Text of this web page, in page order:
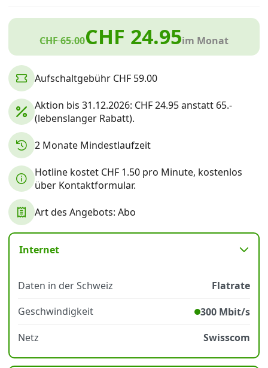
News
Forum
Über uns
Datenschutz
CHF 65.00CHF 24.95im Monat
Aufschaltgebühr CHF 59.00
Aktion bis 31.12.2026: CHF 24.95 anstatt 65.-
(lebenslanger Rabatt).
2 Monate Mindestlaufzeit
Hotline kostet CHF 1.50 pro Minute, kostenlos
über Kontaktformular.
Art des Angebots: Abo
Internet
Daten in der Schweiz
Flatrate
Geschwindigkeit
300 Mbit/s
Netz
Swisscom